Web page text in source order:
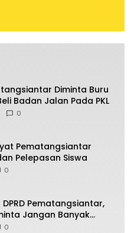
Diminta Buru
Badan Jalan Pada PKL
0
Pematangsiantar
Pelepasan Siswa
0
DPRD Pematangsiantar,
Jangan Banyak
0